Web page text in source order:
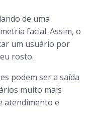
de uma
facial. Assim, o
um usuário por
rosto.
podem ser a saída
muito mais
atendimento e